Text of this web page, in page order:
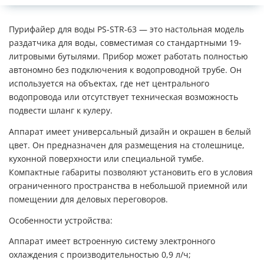
Пурифайер для воды PS-STR-63 — это настольная модель
раздатчика для воды, совместимая со стандартными 19-
литровыми бутылями. Прибор может работать полностью
автономно без подключения к водопроводной трубе. Он
используется на объектах, где нет центрального
водопровода или отсутствует техническая возможность
подвести шланг к кулеру.
Аппарат имеет универсальный дизайн и окрашен в белый
цвет. Он предназначен для размещения на столешнице,
кухонной поверхности или специальной тумбе.
Компактные габариты позволяют установить его в условия
ограниченного пространства в небольшой приемной или
помещении для деловых переговоров.
Особенности устройства:
Аппарат имеет встроенную систему электронного
охлаждения с производительностью 0,9 л/ч;